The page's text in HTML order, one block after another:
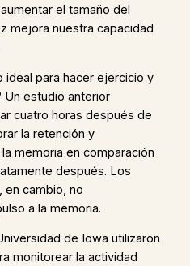
el tamaño del
mejora nuestra capacidad
ideal para hacer ejercicio y
Un estudio anterior
cuatro horas después de
la retención y
memoria en comparación
después. Los
cambio, no
a la memoria.
de Iowa utilizaron
monitorear la actividad